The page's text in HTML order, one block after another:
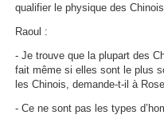
qualifier le physique des
Raoul :
- Je trouve que la plupart des
fait même si elles sont le plus
les Chinois, demande-t-il à
- Ce ne sont pas les types